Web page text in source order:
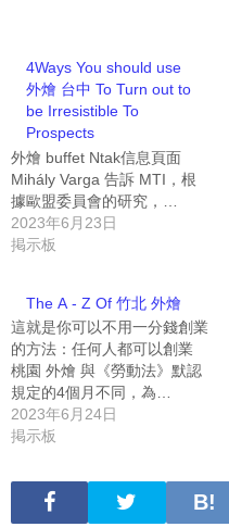
4Ways You should use
外燴 台中 To Turn out to
be Irresistible To
Prospects
外燴 buffet Ntak信息頁面
Mihály Varga 告訴 MTI，根
據歐盟委員會的研究，…
2023年6月23日
掲示板
The A - Z Of 竹北 外燴
這就是你可以不用一分錢創業
的方法：任何人都可以創業
桃園 外燴 與《勞動法》默認
規定的4個月不同，為…
2023年6月24日
掲示板